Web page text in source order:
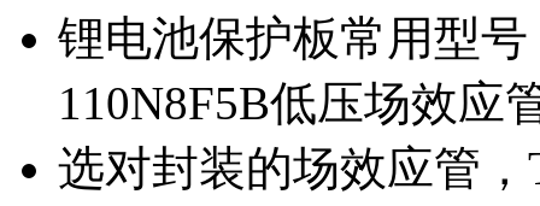
锂电池保护板常用型
110N8F5B低压场效应
选对封装的场效应管